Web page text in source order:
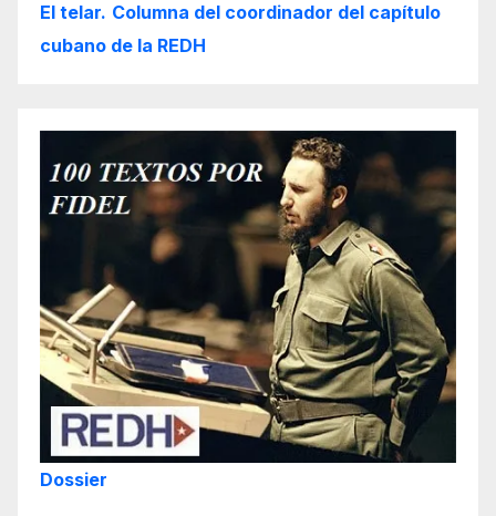
El telar. Columna del coordinador del capítulo
cubano de la REDH
Dossier